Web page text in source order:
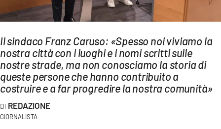
LAC NETWORK
LAC ONAIR
LaC
Network
LACPLAY.IT
LACTV.IT
LACONAIR.IT
Il sindaco Franz Caruso: «Spesso noi viviamo la
nostra città con i luoghi e i nomi scritti sulle
nostre strade, ma non conosciamo la storia di
queste persone che hanno contribuito a
costruire e a far progredire la nostra comunità»
REDAZIONE
GIORNALISTA